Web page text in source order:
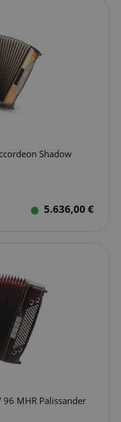
Shadow
5.636,00 €
MHR Palissander